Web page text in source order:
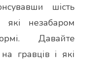
шість
які незабаром
Давайте
гравців і які